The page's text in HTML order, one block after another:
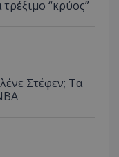
τρέξιμο “κρύος”
Στέφεν; Τα